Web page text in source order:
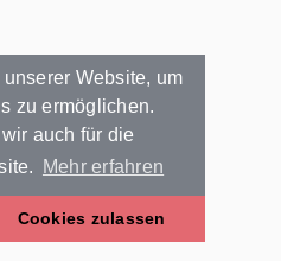
Website, um
zu ermöglichen.
auch für die
Mehr erfahren
Cookies zulassen